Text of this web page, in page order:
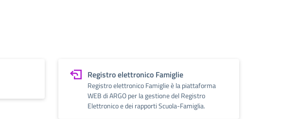
Registro elettronico Famiglie
Registro elettronico Famiglie è la piattaforma
WEB di ARGO per la gestione del Registro
Elettronico e dei rapporti Scuola-Famiglia.